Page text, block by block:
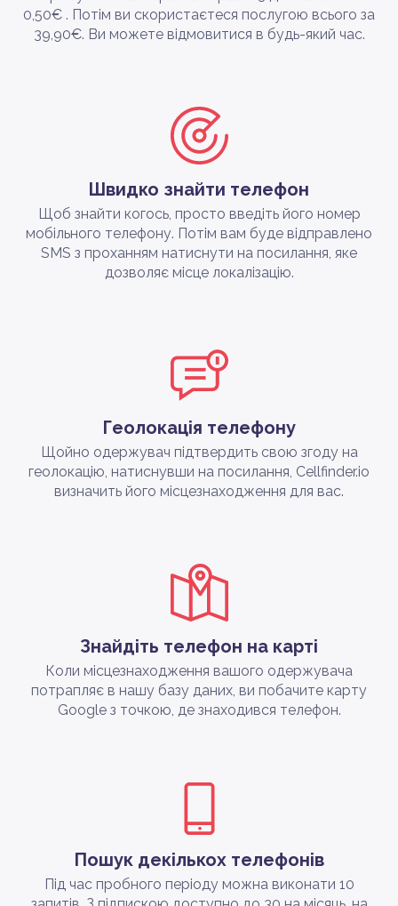
0,50€ . Потім ви скористаєтеся послугою всього за
39,90€. Ви можете відмовитися в будь-який час.
Швидко знайти телефон
Щоб знайти когось, просто введіть його номер
мобільного телефону. Потім вам буде відправлено
SMS з проханням натиснути на посилання, яке
дозволяє місце локалізацію.
Геолокація телефону
Щойно одержувач підтвердить свою згоду на
геолокацію, натиснувши на посилання, Cellfinder.io
визначить його місцезнаходження для вас.
Знайдіть телефон на карті
Коли місцезнаходження вашого одержувача
потрапляє в нашу базу даних, ви побачите карту
Google з точкою, де знаходився телефон.
Пошук декількох телефонів
Під час пробного періоду можна виконати 10